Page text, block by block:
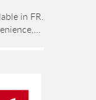
in FR.